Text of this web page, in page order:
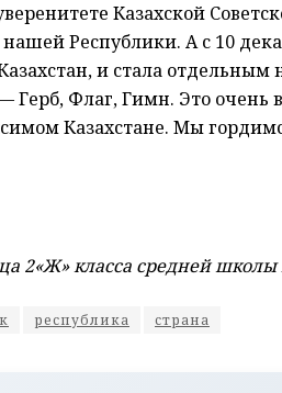
Казахской
нашей Республики. А с 10
и стала
Герб, Флаг, Гимн. Это очень
Казахстане. Мы
2«Ж» класса средней школы
республика страна